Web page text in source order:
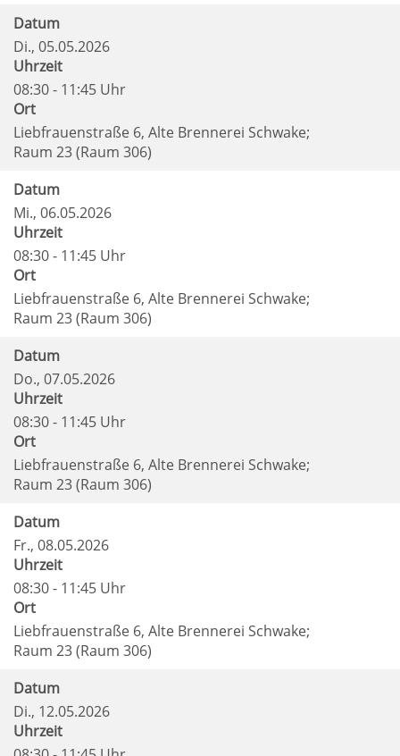
Datum
Di., 05.05.2026
Uhrzeit
08:30 - 11:45 Uhr
Ort
Liebfrauenstraße 6, Alte Brennerei Schwake;
Raum 23 (Raum 306)
Datum
Mi., 06.05.2026
Uhrzeit
08:30 - 11:45 Uhr
Ort
Liebfrauenstraße 6, Alte Brennerei Schwake;
Raum 23 (Raum 306)
Datum
Do., 07.05.2026
Uhrzeit
08:30 - 11:45 Uhr
Ort
Liebfrauenstraße 6, Alte Brennerei Schwake;
Raum 23 (Raum 306)
Datum
Fr., 08.05.2026
Uhrzeit
08:30 - 11:45 Uhr
Ort
Liebfrauenstraße 6, Alte Brennerei Schwake;
Raum 23 (Raum 306)
Datum
Di., 12.05.2026
Uhrzeit